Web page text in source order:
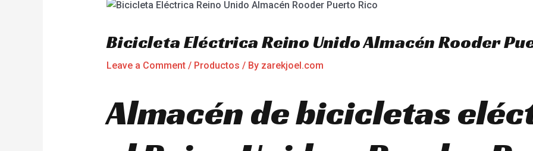
Bicicleta Eléctrica Reino Unido Almacén Rooder
Leave a Comment / Productos / By zarekjoel.com
Almacén de bicicletas